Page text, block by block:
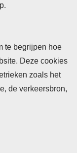
te begrijpen hoe
Deze cookies
zoals het
de verkeersbron,
met
uit het